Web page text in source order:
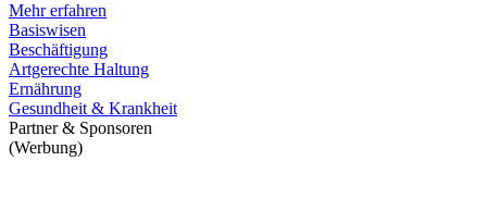
Mehr erfahren
Basiswisen
Beschäftigung
Artgerechte Haltung
Ernährung
Gesundheit & Krankheit
Partner & Sponsoren
(Werbung)